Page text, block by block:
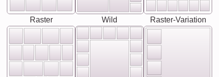
Raster Wild Raster-Variation